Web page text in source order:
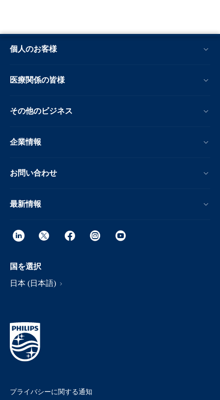
個人のお客様
医療関係の皆様
その他のビジネス
企業情報
お問い合わせ
最新情報
国を選択
日本 (日本語)
プライバシーに関する通知